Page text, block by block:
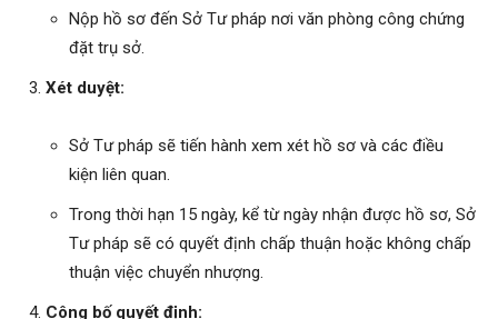
Nộp hồ sơ đến Sở Tư pháp nơi văn phòng công chứng
đặt trụ sở.
Xét duyệt:
Sở Tư pháp sẽ tiến hành xem xét hồ sơ và các điều
kiện liên quan.
Trong thời hạn 15 ngày, kể từ ngày nhận được hồ sơ, Sở
Tư pháp sẽ có quyết định chấp thuận hoặc không chấp
thuận việc chuyển nhượng.
Công bố quyết định: